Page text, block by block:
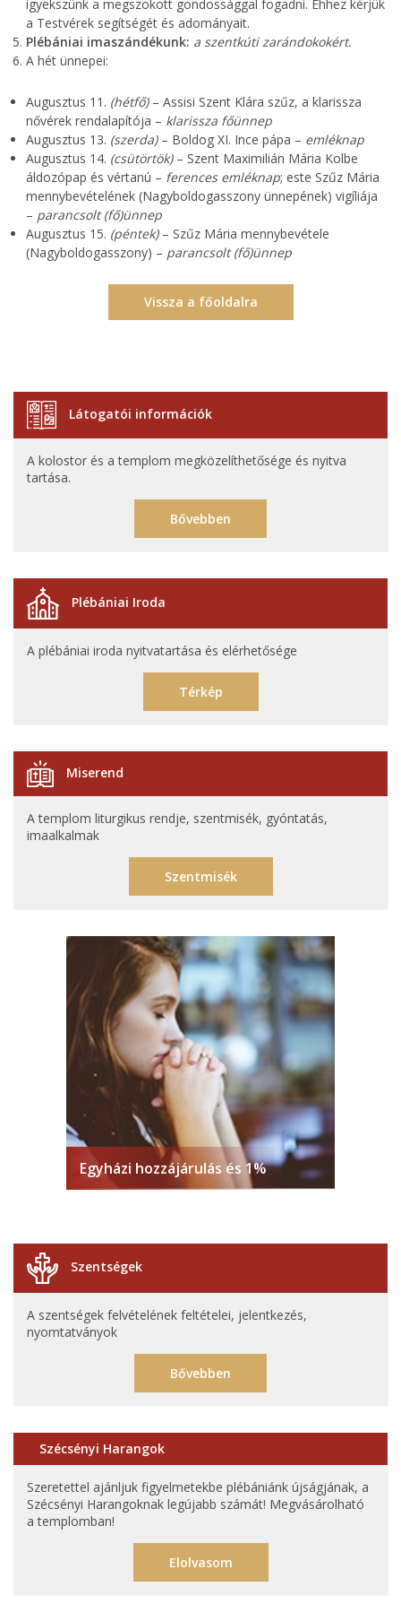
igyekszünk a megszokott gondossággal fogadni. Ehhez kérjük
a Testvérek segítségét és adományait.
Plébániai imaszándékunk: a szentkúti zarándokokért.
A hét ünnepei:
Augusztus 11. (hétfő) – Assisi Szent Klára szűz, a klarissza
nővérek rendalapítója – klarissza főünnep
Augusztus 13. (szerda)– Boldog XI. Ince pápa – emléknap
Augusztus 14. (csütörtök)– Szent Maximilián Mária Kolbe
áldozópap és vértanú – ferences emléknap; este Szűz Mária
mennybevételének (Nagyboldogasszony ünnepének) vigíliája
– parancsolt (fő)ünnep
Augusztus 15. (péntek)– Szűz Mária mennybevétele
(Nagyboldogasszony) – parancsolt (fő)ünnep
Vissza a főoldalra
Látogatói információk
A kolostor és a templom megközelíthetősége és nyitva
tartása.
Bővebben
Plébániai Iroda
A plébániai iroda nyitvatartása és elérhetősége
Térkép
Miserend
A templom liturgikus rendje, szentmisék, gyóntatás,
imaalkalmak
Szentmisék
Egyházi hozzájárulás és 1%
Szentségek
A szentségek felvételének feltételei, jelentkezés,
nyomtatványok
Bővebben
Szécsényi Harangok
Szeretettel ajánljuk figyelmetekbe plébániánk újságjának, a
Szécsényi Harangoknak legújabb számát! Megvásárolható
a templomban!
Elolvasom